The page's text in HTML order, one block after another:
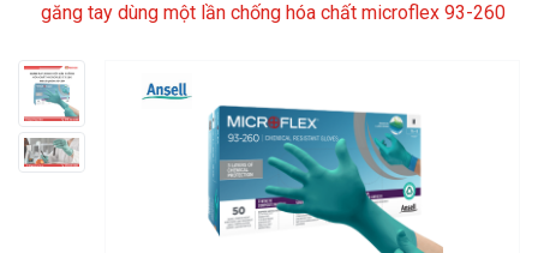
găng tay dùng một lần chống hóa chất microflex 93-260